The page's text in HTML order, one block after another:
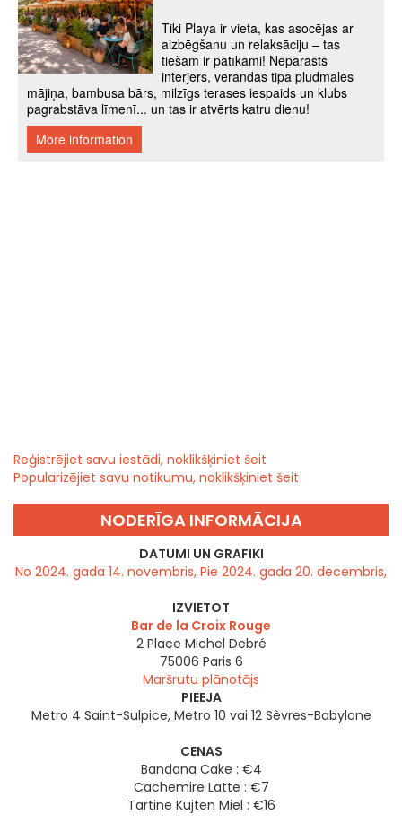
Reģistrējiet savu iestādi, noklikšķiniet šeit
Popularizējiet savu notikumu, noklikšķiniet šeit
NODERĪGA INFORMĀCIJA
DATUMI UN GRAFIKI
No 2024. gada 14. novembris, Pie 2024. gada 20. decembris,
IZVIETOT
Bar de la Croix Rouge
2 Place Michel Debré
75006 Paris 6
Maršrutu plānotājs
PIEEJA
Metro 4 Saint-Sulpice, Metro 10 vai 12 Sèvres-Babylone
CENAS
Bandana Cake : €4
Cachemire Latte : €7
Tartine Kujten Miel : €16